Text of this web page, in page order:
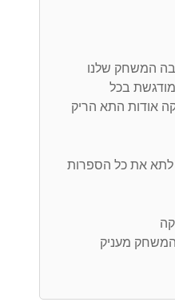
המשחק שלנו
בכל
אודות התא הריק
לתא את כל הספרות
מעניק